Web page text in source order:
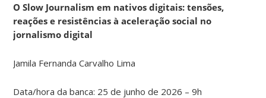
O Slow Journalism em nativos digitais: tensões,
reações e resistências à aceleração social no
jornalismo digital
Jamila Fernanda Carvalho Lima
Data/hora da banca: 25 de junho de 2026 – 9h